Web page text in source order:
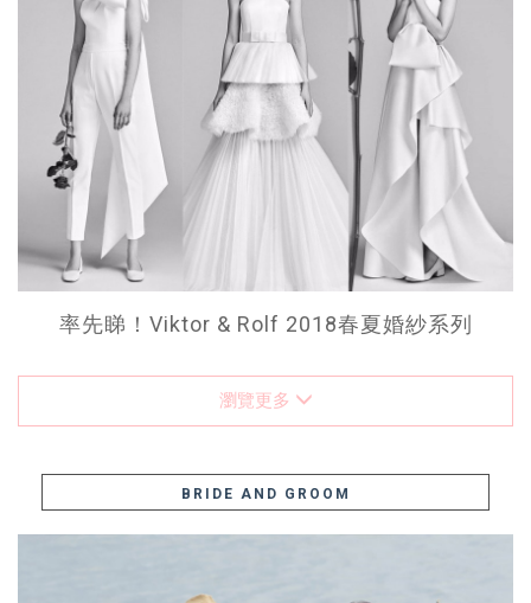
率先睇！Viktor & Rolf 2018春夏婚紗系列
瀏覽更多
BRIDE AND GROOM